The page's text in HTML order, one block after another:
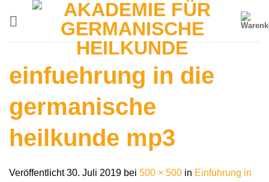
einfuehrung in die
germanische
heilkunde mp3
Veröffentlicht30. Juli 2019 bei 500 × 500 in Einführung in